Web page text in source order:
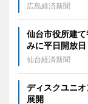
広島経済新聞
仙台市役所建
みに平日開放日
仙台経済新聞
ディスクユニ
展開